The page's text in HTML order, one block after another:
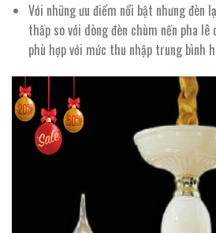
Với những ưu điểm nổi bật nhưng đèn
thấp so với dòng đèn chùm nến pha
phù hợp với mức thu nhập trung bình